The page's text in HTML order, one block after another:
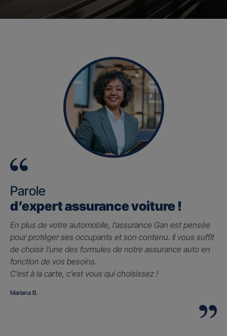
Parole
d’expert assurance voiture !
En plus de votre automobile, l’assurance Gan est pensée
pour protéger ses occupants et son contenu. Il vous suffit
de choisir l’une des formules de notre assurance auto en
fonction de vos besoins.
C’est à la carte, c’est vous qui choisissez !
Mariana B.